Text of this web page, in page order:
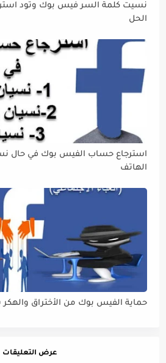
نسيت كلمة السر فيس بوك وتود
الحل
استرجاع حساب الفيس بوك في حال
الهاتف
حماية الفيس بوك من الأختراق والهكر
عرض التعليقات